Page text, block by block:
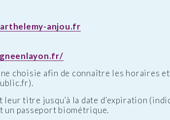
anjou.fr
choisie afin de connaître les horaires
titre jusqu’à la date d’expiration
un passeport biométrique.